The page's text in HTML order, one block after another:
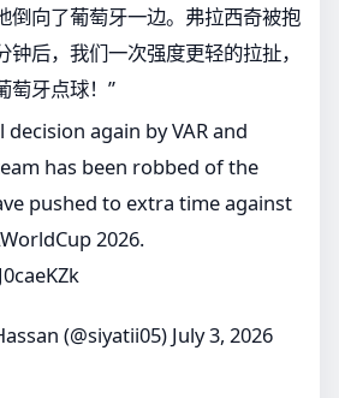
倒向了葡萄牙一边。弗拉西奇被抱
后，我们一次强度更轻的拉扯，
萄牙点球！”
again by VAR and
has been robbed of the
pushed to extra time against
2026.
(@siyatii05) July 3, 2026